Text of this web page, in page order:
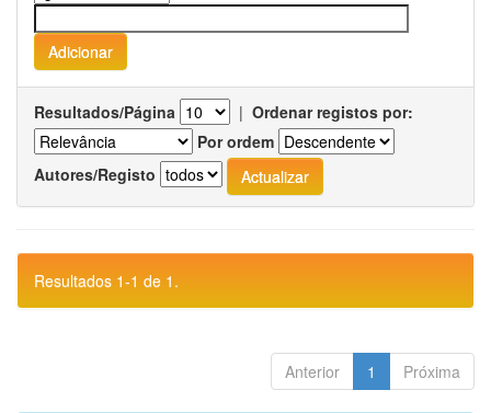
Resultados/Página | Ordenar registos por:
Por ordem
Autores/Registo
Resultados 1-1 de 1.
Anterior 1 Próxima